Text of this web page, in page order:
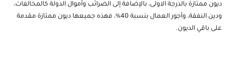
ديون ممتازة بالدرجة الاولى، بالإضافة إلى الضرائب وأموال الدولة كالمخالفات،
ودين النفقة، وأجور العمال بنسبة 40%، فهذه جميعها ديون ممتازة مقدمة
على باقي الديون.